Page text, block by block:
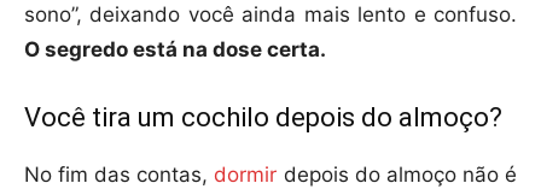
sono”, deixando você ainda mais lento e confuso.
O segredo está na dose certa.
Você tira um cochilo depois do almoço?
No fim das contas, dormir depois do almoço não é